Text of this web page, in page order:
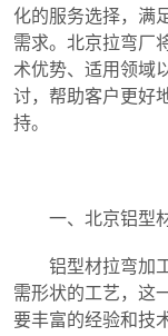
化的服务选择，满
需求。北京拉弯厂
术优势、适用领域
讨，帮助客户更好
持。
一、北京铝型
铝型材拉弯加
需形状的工艺，这
要丰富的经验和技